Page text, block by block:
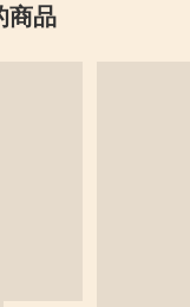
商品